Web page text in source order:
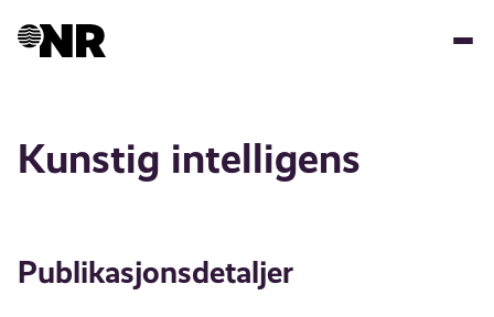
Kunstig intelligens
Publikasjonsdetaljer